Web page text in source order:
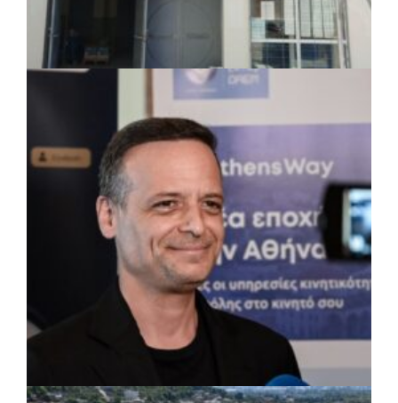
στις δράσεις διατροφικής υποστήριξης
ΤΟΠΙΚΗ ΑΥΤΟΔΙΟΙΚΗΣΗ 07/08/2026 · 17:45
Δήμος Πετρούπολης: Εργασίες
συντήρησης σε σχολεία και αθλητικές
εγκαταστάσεις
ΡΕΠΟΡΤΑΖ | 07/08/2026 · 17:27